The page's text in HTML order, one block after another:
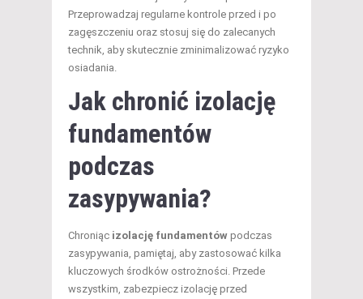
Przeprowadzaj regularne kontrole przed i po
zagęszczeniu oraz stosuj się do zalecanych
technik, aby skutecznie zminimalizować ryzyko
osiadania.
Jak chronić izolację
fundamentów
podczas
zasypywania?
Chroniąc izolację fundamentów podczas
zasypywania, pamiętaj, aby zastosować kilka
kluczowych środków ostrożności. Przede
wszystkim, zabezpiecz izolację przed